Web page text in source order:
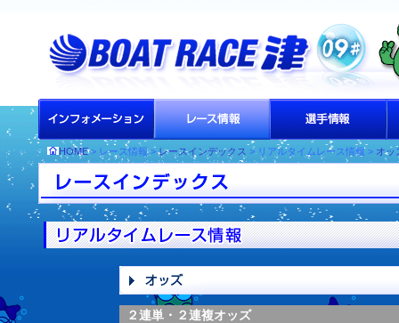
HOME> レース情報 >レースインデックス > リアルタイムレース情報 > オッ
２連単・２連複オッズ